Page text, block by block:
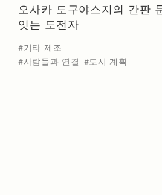
오사카 도구야스지의 간판
잇는 도전자
기타 제조
사람들과 연결
도시 계획